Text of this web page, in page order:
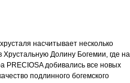
насчитывает несколько
Хрустальную Долину Богемии, где на
PRECIOSA добивались все новых
подлинного богемского